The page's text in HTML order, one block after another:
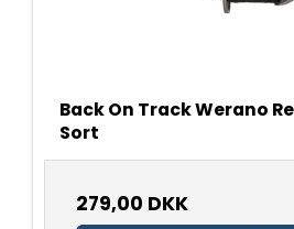
Back On Track Werano
Sort
279,00 DKK